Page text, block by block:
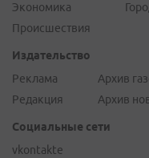
Экономика
Происшествия
Издательство
Реклама
Редакция
Архив
Архив
Социальные сети
vkontakte